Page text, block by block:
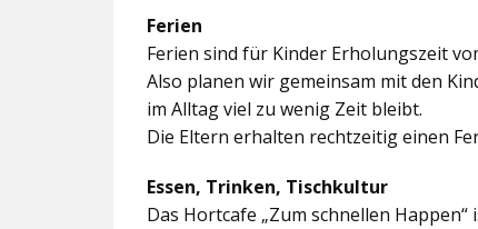
Ferien
Ferien sind für Kinder Erholungszeit
Also planen wir gemeinsam mit den
im Alltag viel zu wenig Zeit bleibt.
Die Eltern erhalten rechtzeitig einen
Essen, Trinken, Tischkultur
Das Hortcafe „Zum schnellen